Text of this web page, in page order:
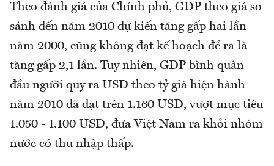
Theo đánh giá của Chính phủ, GDP theo giá so
sánh đến năm 2010 dự kiến tăng gấp hai lần
năm 2000, cũng không đạt kế hoạch đề ra là
tăng gấp 2,1 lần. Tuy nhiên, GDP bình quân
đầu người quy ra USD theo tỷ giá hiện hành
năm 2010 đã đạt trên 1.160 USD, vượt mục tiêu
1.050 - 1.100 USD, đưa Việt Nam ra khỏi nhóm
nước có thu nhập thấp.